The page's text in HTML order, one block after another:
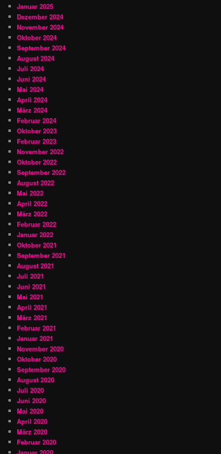
Januar 2025
Dezember 2024
November 2024
Oktober 2024
September 2024
August 2024
Juli 2024
Juni 2024
Mai 2024
April 2024
März 2024
Februar 2024
Oktober 2023
Februar 2023
November 2022
Oktober 2022
September 2022
August 2022
Mai 2022
April 2022
März 2022
Februar 2022
Januar 2022
Oktober 2021
September 2021
August 2021
Juli 2021
Juni 2021
Mai 2021
April 2021
März 2021
Februar 2021
Januar 2021
November 2020
Oktober 2020
September 2020
August 2020
Juli 2020
Juni 2020
Mai 2020
April 2020
März 2020
Februar 2020